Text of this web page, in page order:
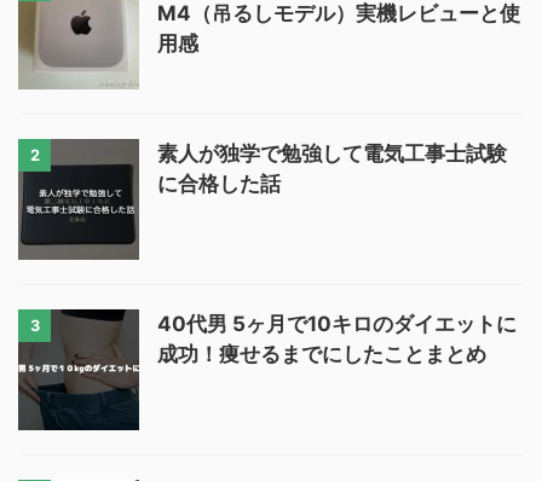
M4（吊るしモデル）実機レビューと使
用感
2
素人が独学で勉強して電気工事士試験
に合格した話
3
40代男 5ヶ月で10キロのダイエットに
成功！痩せるまでにしたことまとめ